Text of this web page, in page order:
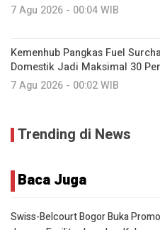
7 Agu 2026 - 00:04 WIB
Kemenhub Pangkas Fuel
Domestik Jadi Maksimal 30
7 Agu 2026 - 00:02 WIB
Trending di News
Baca Juga
Swiss-Belcourt Bogor Buka